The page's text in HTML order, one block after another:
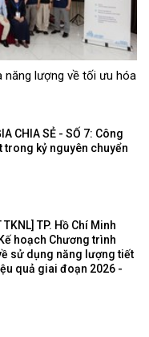
năng lượng về tối ưu hóa
CHIA SẺ - SỐ 7: Công
trong kỷ nguyên chuyển
TKNL] TP. Hồ Chí Minh
hoạch Chương trình
sử dụng năng lượng tiết
quả giai đoạn 2026 -